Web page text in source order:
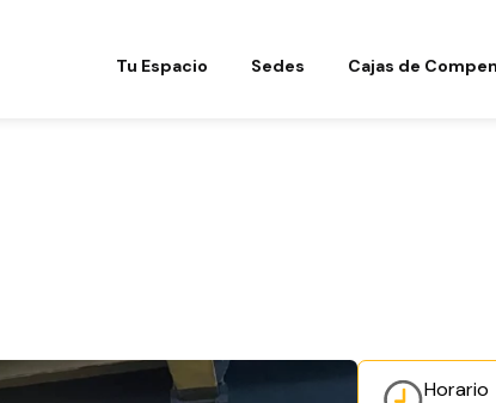
Tu Espacio Sedes Cajas de
Horario